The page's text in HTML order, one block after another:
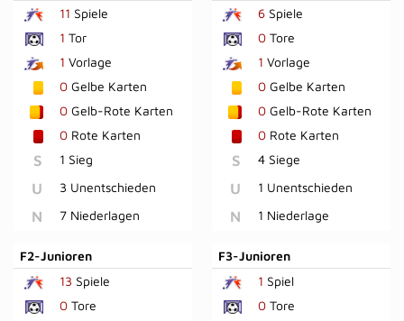
11 Spiele
1 Tor
1 Vorlage
0 Gelbe Karten
0 Gelb-Rote Karten
0 Rote Karten
S 1 Sieg
U 3 Unentschieden
N 7 Niederlagen
6Spiele
0Tore
1 Vorlage
0Gelbe Karten
0Gelb-Rote Karten
0Rote Karten
S 4 Siege
U 1 Unentschieden
N 1 Niederlage
F2-Junioren
13 Spiele
0 Tore
F3-Junioren
1 Spiel
0Tore